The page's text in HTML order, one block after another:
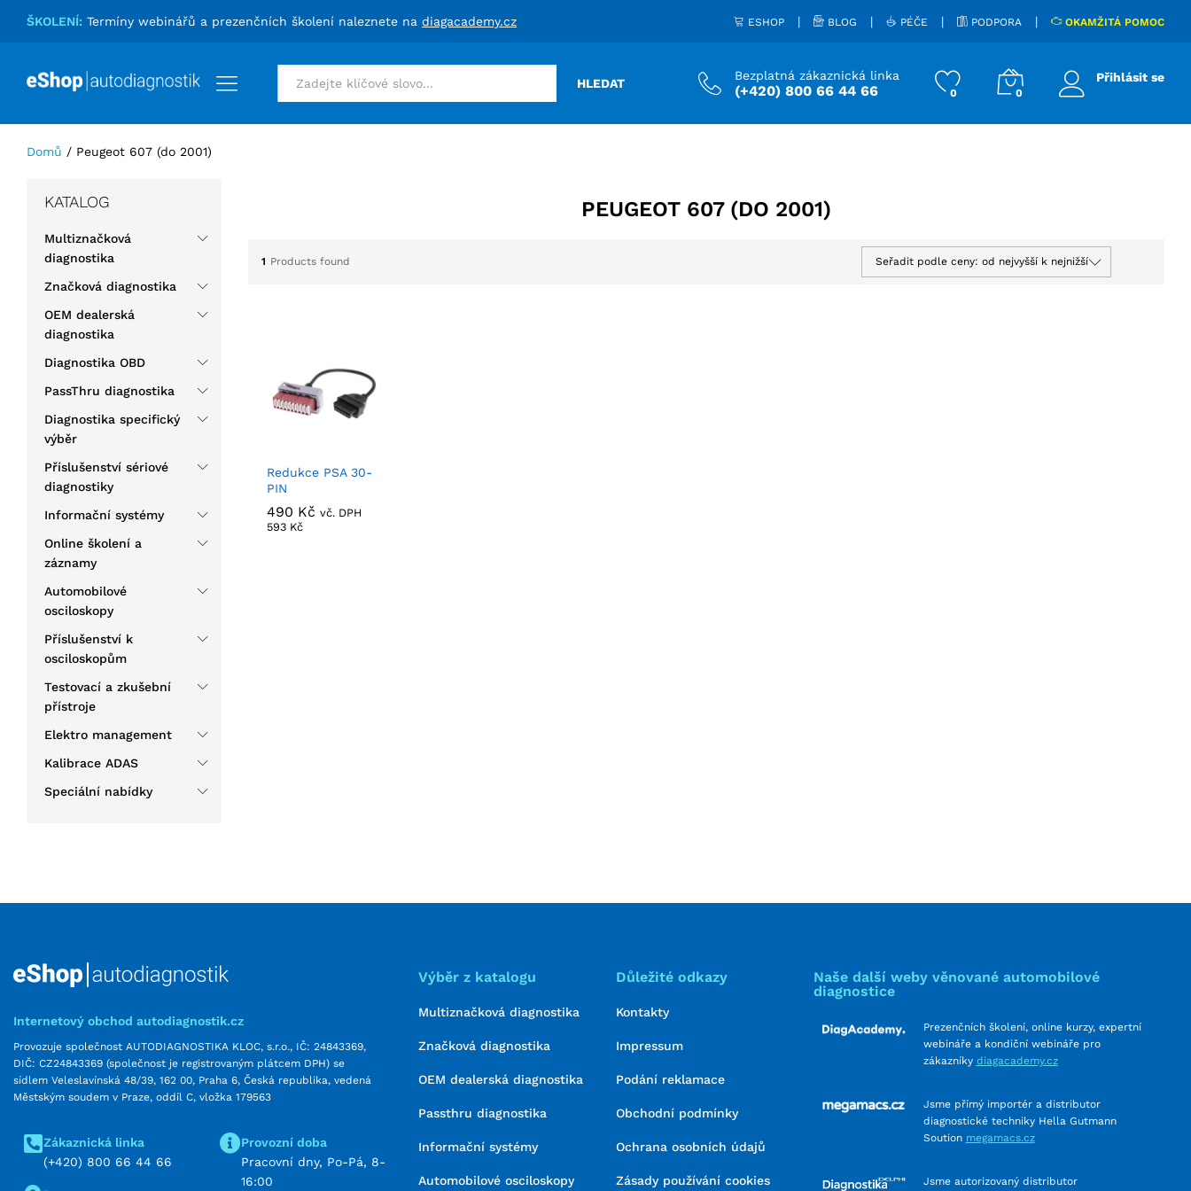
ŠKOLENÍ: Termíny webinářů a prezenčních školení naleznete na diagacademy.cz ESHOP | BLOG | PÉČE | PODPORA | OKAMŽITÁ POMOC
Vše HLEDAT
Bezplatná zákaznická linka
(+420) 800 66 44 66 0 0
Přihlásit se
Domů / Peugeot 607 (do 2001)
PEUGEOT 607 (DO 2001)
1 Products found Seřadit podle ceny: od nejvyšší k nejnižší
Redukce PSA 30-
PIN
490 Kč vč. DPH
593 Kč
490 Kč
593 Kč
KATALOG
Multiznačková
diagnostika
Značková diagnostika
OEM dealerská
diagnostika
Diagnostika OBD
PassThru diagnostika
Diagnostika specifický
výběr
Příslušenství sériové
diagnostiky
Informační systémy
Online školení a
záznamy
Automobilové
osciloskopy
Příslušenství k
osciloskopům
Testovací a zkušební
přístroje
Elektro management
Kalibrace ADAS
Speciální nabídky
Internetový obchod autodiagnostik.cz
Provozuje společnost AUTODIAGNOSTIKA KLOC, s.r.o., IČ: 24843369,
DIČ: CZ24843369 (společnost je registrovaným plátcem DPH) se
sídlem Veleslavínská 48/39, 162 00, Praha 6, Česká republika, vedená
Městským soudem v Praze, oddíl C, vložka 179563
Zákaznická linka
(+420) 800 66 44 66
Provozní doba
Pracovní dny, Po-Pá, 8-
16:00
Výběr z katalogu
Multiznačková diagnostika
Značková diagnostika
OEM dealerská diagnostika
Passthru diagnostika
Informační systémy
Automobilové osciloskopy
Důležité odkazy
Kontakty
Impressum
Podání reklamace
Obchodní podmínky
Ochrana osobních údajů
Zásady používání cookies
Naše další weby věnované automobilové
diagnostice
Prezenčních školení, online kurzy, expertní
webináře a kondiční webináře pro
zákazníky diagacademy.cz
Jsme přímý importér a distributor
diagnostické techniky Hella Gutmann
Soution megamacs.cz
Jsme autorizovaný distributor